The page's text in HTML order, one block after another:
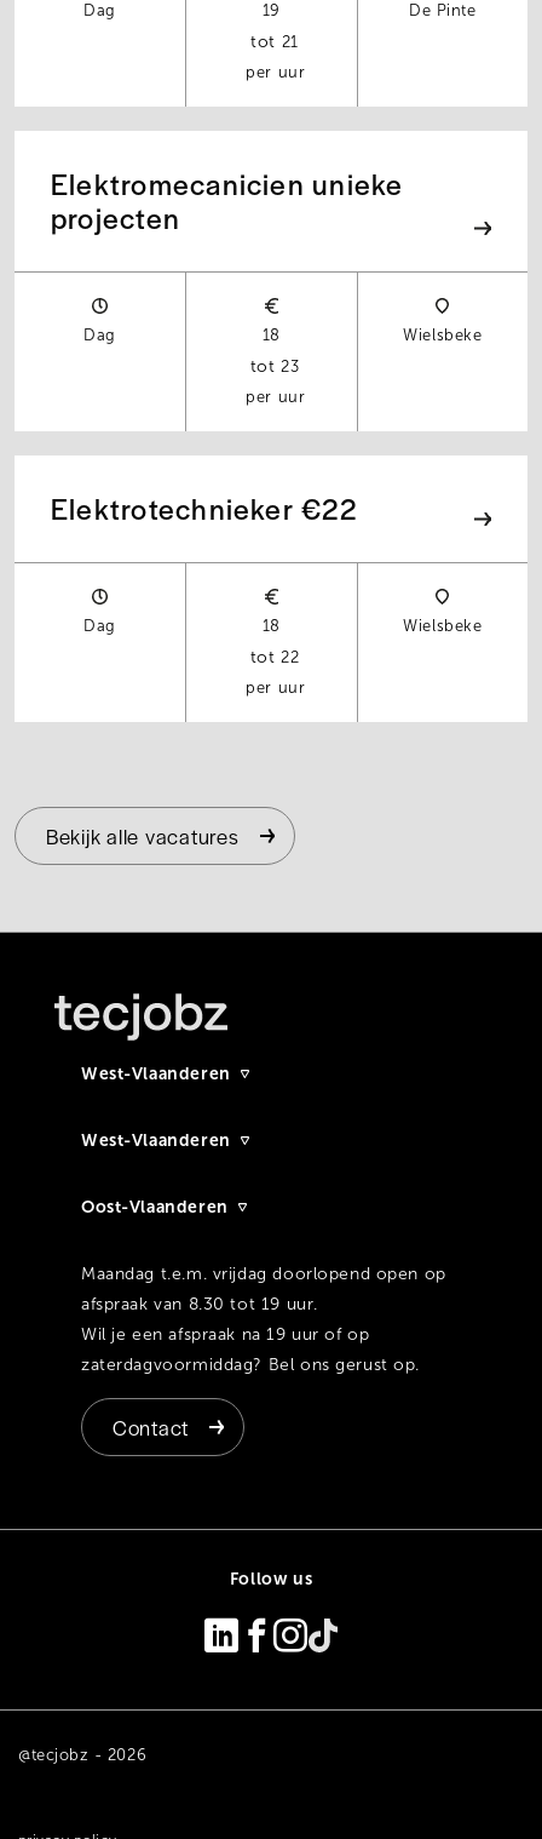
Dag
19
21
per uur
De Pinte
Elektromecanicien unieke
projecten
Dag
18
23
per uur
Wielsbeke
Elektrotechnieker €22
Dag
18
22
per uur
Wielsbeke
Bekijk alle vacatures
West-Vlaanderen
West-Vlaanderen
Oost-Vlaanderen
Maandag t.e.m. vrijdag doorlopend open op
afspraak van 8.30 tot 19 uur.
Wil je een afspraak na 19 uur of op
zaterdagvoormiddag? Bel ons gerust op.
Contact
Follow us
@tecjobz - 2026